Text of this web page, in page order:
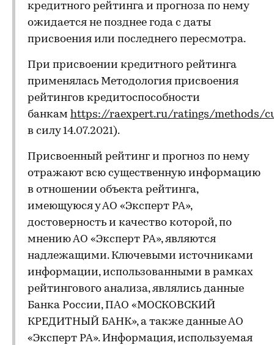
кредитного рейтинга и прогноза по нему
ожидается не позднее года с даты
присвоения или последнего пересмотра.
При присвоении кредитного рейтинга
применялась Методология присвоения
рейтингов кредитоспособности
банкам https://raexpert.ru/ratings/methods/
в силу 14.07.2021).
Присвоенный рейтинг и прогноз по нему
отражают всю существенную информацию
в отношении объекта рейтинга,
имеющуюся у АО «Эксперт РА»,
достоверность и качество которой, по
мнению АО «Эксперт РА», являются
надлежащими. Ключевыми источниками
информации, использованными в рамках
рейтингового анализа, являлись данные
Банка России, ПАО «МОСКОВСКИЙ
КРЕДИТНЫЙ БАНК», а также данные АО
«Эксперт РА». Информация, используемая